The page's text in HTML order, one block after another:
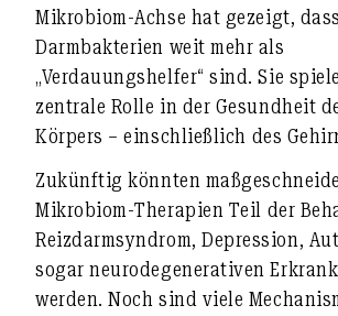
Mikrobiom-Achse hat gezeigt, dass
Darmbakterien weit mehr als
„Verdauungshelfer“ sind. Sie
zentrale Rolle in der Gesundheit
Körpers – einschließlich des
Zukünftig könnten
Mikrobiom-Therapien Teil der
Reizdarmsyndrom, Depression,
sogar neurodegenerativen
werden. Noch sind viele